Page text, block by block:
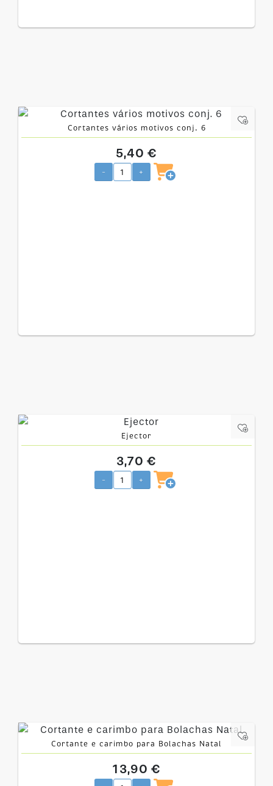
Cortantes vários motivos conj. 6
5,40 €
- +
Ejector
3,70 €
- +
Cortante e carimbo para Bolachas Natal
13,90 €